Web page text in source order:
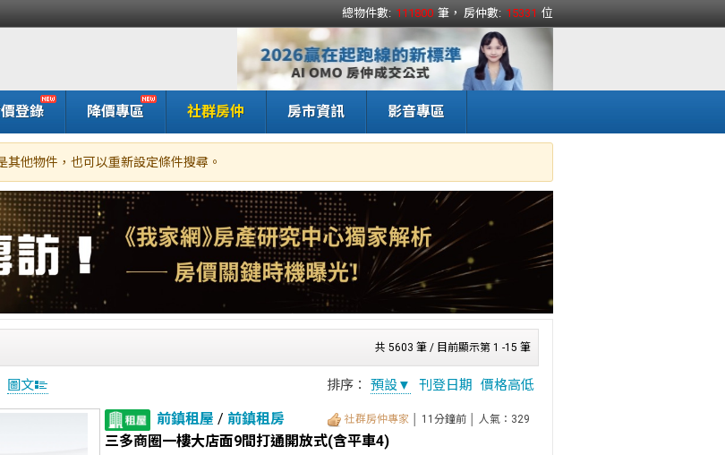
總物件數: 111800 筆， 房仲數: 15331 位
登錄 降價專區 社群房仲 房市資訊 影音專區
其他物件，也可以重新設定條件搜尋。
共 5603 筆 / 目前顯示第 1 -15 筆
圖文 排序： 預設▼ 刊登日期 價格高低
前鎮租屋 / 前鎮租房 社群房仲專家 │ 11分鐘前 │ 人氣：329
三多商圈一樓大店面9間打通開放式(含平車4)